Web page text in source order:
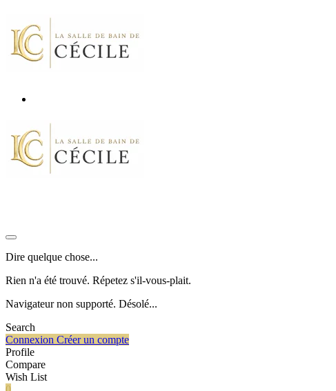
Dire quelque chose...
Rien n'a été trouvé. Répetez s'il-vous-plait.
Navigateur non supporté. Désolé...
Search
Connexion Créer un compte
Profile
Compare
Wish List